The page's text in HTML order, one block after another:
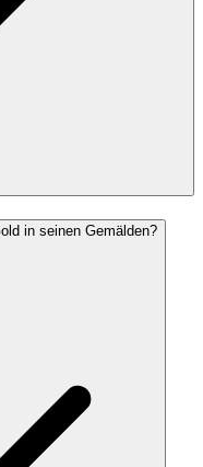
in seinen Gemälden?